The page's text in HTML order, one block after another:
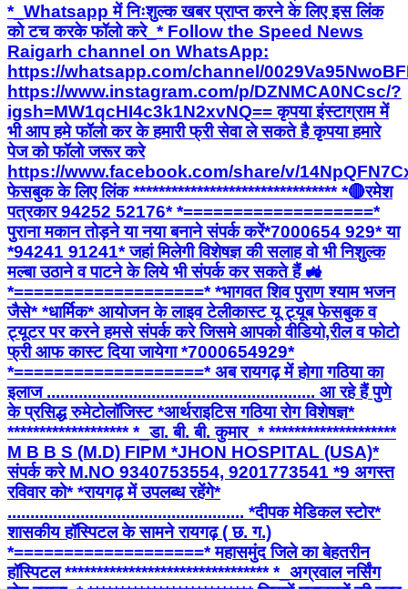
*_Whatsapp में निःशुल्क खबर प्राप्त करने के लिए इस लिंक
को टच करके फॉलो करे_* Follow the Speed News
Raigarh channel on WhatsApp:
https://whatsapp.com/channel/
https://www.instagram.com/p/DZNMCA0NCsc/?
igsh=MW1qcHI4c3k1N2xvNQ== कृपया इंस्टाग्राम में
भी आप हमे फॉलो कर के हमारी फ्री सेवा ले सकते है कृपया हमारे
पेज को फॉलो जरूर करे
https://www.facebook.com/share/v/
फेसबुक के लिए लिंक ******************************** *🔴रमेश
पत्रकार 94252 52176* *===================*
पुराना मकान तोड़ने या नया बनाने संपर्क करें*7000654 929* या
*94241 91241* जहां मिलेगी विशेषज्ञ की सलाह वो भी निशुल्क
मल्बा उठाने व पाटने के लिये भी संपर्क कर सकते हैं 🚜
*===================* *भागवत शिव पुराण श्याम भजन
जैसे* *धार्मिक* आयोजन के लाइव टेलीकास्ट यू ट्यूब फेसबुक व
ट्यूटर पर करने हमसे संपर्क करे जिसमे आपको वीडियो,रील व फोटो
फ्री आफ कास्ट दिया जायेगा *7000654929*
*===================* अब रायगढ़ में होगा गठिया का
इलाज ........................................................... आ रहे हैं पुणे
के प्रसिद्ध रुमेटोलॉजिस्ट *आर्थराइटिस गठिया रोग विशेषज्ञ*
******************* *_डा. बी. बी. कुमार_* ********************
M B B S (M.D) FIPM *JHON HOSPITAL (USA)*
संपर्क करे M.NO 9340753554, 9201773541 *9 अगस्त
रविवार को* *रायगढ़ में उपलब्ध रहेंगे*
.................................................... *दीपक मेडिकल स्टोर*
शासकीय हॉस्पिटल के सामने रायगढ़ ( छ. ग.)
*===================* महासमुंद जिले का बेहतरीन
हॉस्पिटल ******************************** *_अग्रवाल नर्सिंग